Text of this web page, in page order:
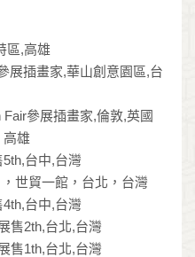
區,高雄
展插畫家,華山創意園區,台
Fair參展插畫家,倫敦,英國
高雄
台中,台灣
世貿一館，台北，台灣
台中,台灣
售2th,台北,台灣
售1th,台北,台灣